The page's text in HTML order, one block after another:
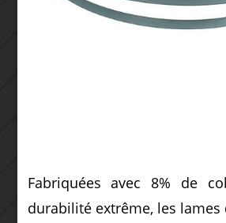
Fabriquées avec 8% de
durabilité extrême, les lames